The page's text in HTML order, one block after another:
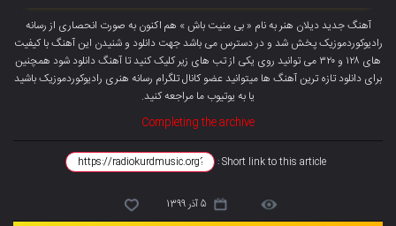
آهنگ جدید دیلان هنر به نام « بی منیت باش » هم اکنون به صورت انحصاری از رسانه
رادیوکوردموزیک پخش شد و در دسترس می باشد جهت دانلود و شنیدن این آهنگ با کیفیت
های ۱۲۸ و ۳۲۰ می توانید روی یکی از تب های زیر کلیک کنید تا آهنگ دانلود شود همچنین
برای دانلود تازه ترین آهنگ ها میتوانید عضو کانال تلگرام رسانه هنری رادیوکوردموزیک باشید
یا به یوتیوب ما مراجعه کنید.
Completing the archive
Short link to this article :
5 آذر 1399